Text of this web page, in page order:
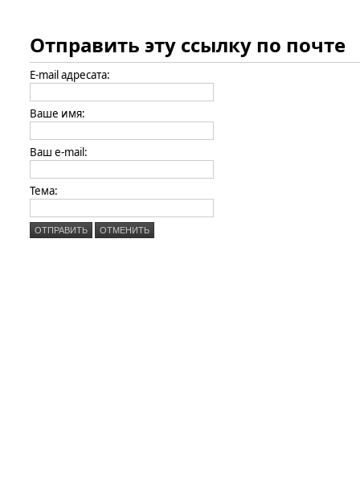
Отправить эту ссылку по почте
E-mail адресата:
Ваше имя:
Ваш e-mail:
Тема:
ОТПРАВИТЬ ОТМЕНИТЬ